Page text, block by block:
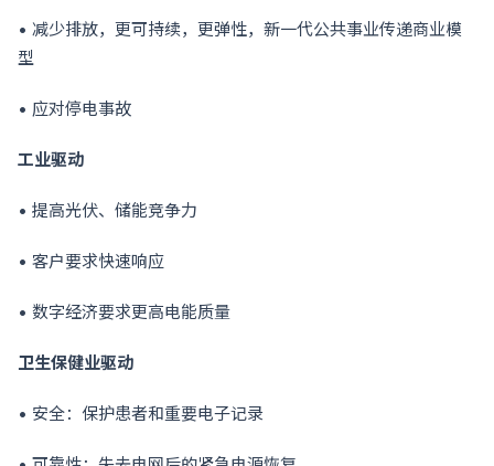
• 减少排放，更可持续，更弹性，新一代公共事业传递商业模
型
• 应对停电事故
工业驱动
• 提高光伏、储能竞争力
• 客户要求快速响应
• 数字经济要求更高电能质量
卫生保健业驱动
• 安全：保护患者和重要电子记录